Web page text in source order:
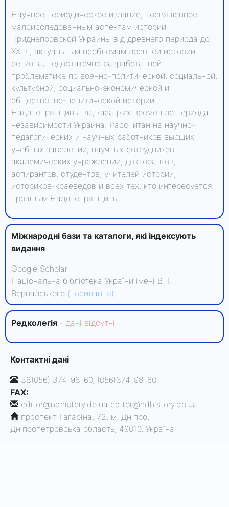
Научное периодическое издание, посвященное
малоисследованным аспектам истории
Приднепровской Украины від древнего периода до
ХХ в., актуальным проблемам древней истории
региона, недостаточно разработанной
проблематике по военно-политической, социальной,
культурной, социально-экономической и
общественно-политической истории
Надднепрянщины від казацких времен до периода
независимости Украина. Рассчитан на научно-
педагогических и научных работников высших
учебных заведений, научных сотрудников
академических учреждений, докторантов,
аспирантов, студентов, учителей истории,
историков-краеведов и всех тех, кто интересуется
прошлым Надднепрянщины.
Міжнародні бази та каталоги, які індексують
видання
Google Scholar
Національна бібліотека України імені В. І.
Вернадського (посилання)
Редколегiя - данi вiдсутнi
Контактні дані
38(056) 374-98-60, (056)374-98-60
FAX:
editor@ndhistory.dp.ua editor@ndhistory.dp.ua
проспект Гагаріна, 72, м. Дніпро,
Дніпропетровська область, 49010, Україна